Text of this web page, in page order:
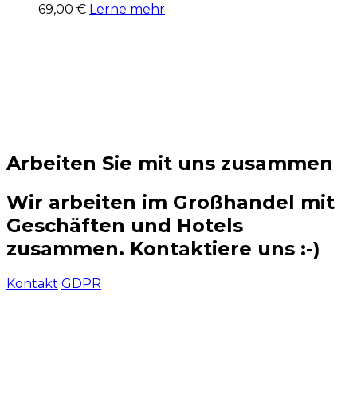
69,00 € Lerne mehrThis
on
page
Arbeiten Sie mit uns zusammen
Wir arbeiten im Großhandel mit
Geschäften und Hotels
zusammen. Kontaktiere uns :-)
Kontakt GDPR